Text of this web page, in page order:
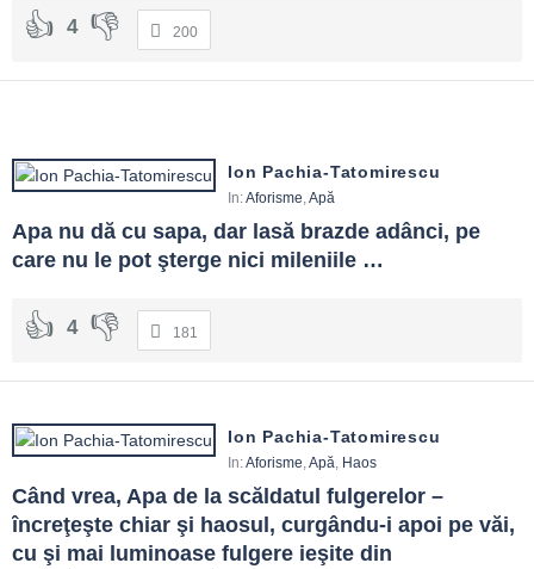
4 200
Ion Pachia-Tatomirescu
In:Aforisme,Apă
Apa nu dă cu sapa, dar lasă brazde adânci, pe
care nu le pot şterge nici mileniile …
4 181
Ion Pachia-Tatomirescu
In:Aforisme,Apă, Haos
Când vrea, Apa de la scăldatul fulgerelor –
încreţeşte chiar şi haosul, curgându-i apoi pe văi,
cu şi mai luminoase fulgere ieşite din